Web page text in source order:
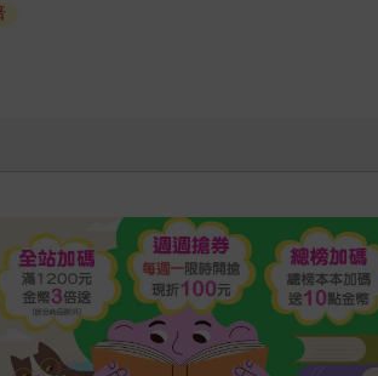
此摯友的戀愛煩惱，不知不覺間她竟成為我最